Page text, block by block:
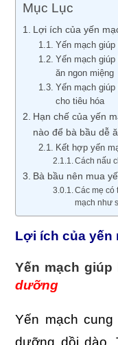
Mục Lục
Lợi ích của yến
Yến mạch
Yến mạch
ăn ngon miệng
Yến mạch
cho tiêu hóa
Hạn chế của yến
nào để bà bầu dễ
Kết hợp yến
Cách nấu
Bà bầu nên mua
Các mẹ có
mạch như
Lợi ích của yến
Yến mạch giúp
dưỡng
Yến mạch
dưỡng dồi dào.